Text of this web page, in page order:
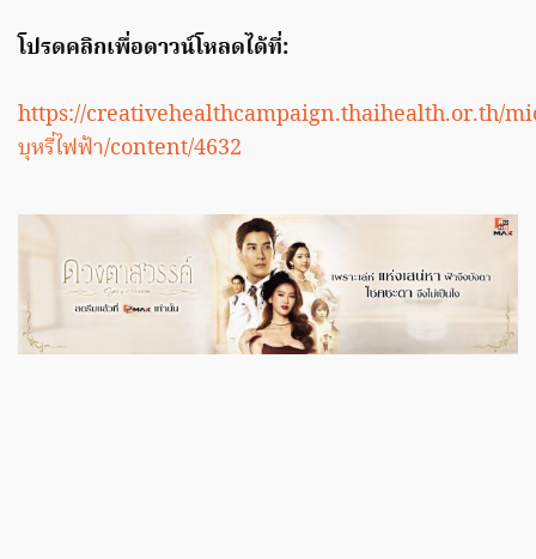
โปรดคลิกเพื่อดาวน์โหลดได้ที่:
https://creativehealthcampaign.thaihealth.or.th/
บุหรี่ไฟฟ้า/content/4632